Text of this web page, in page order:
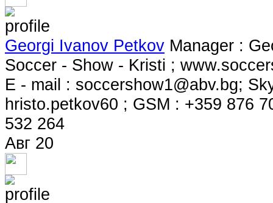
Georgi Ivanov Petkov Manager :
Soccer - Show - Kristi ;
E - mail : soccershow1@abv.bg;
hristo.petkov60 ; GSM : +359 876
532 264
Авг 20